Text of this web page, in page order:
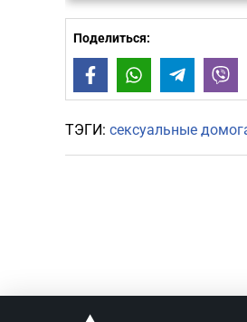
Поделиться:
FacebookWhatsAppTelegram
ТЭГИ: сексуальные